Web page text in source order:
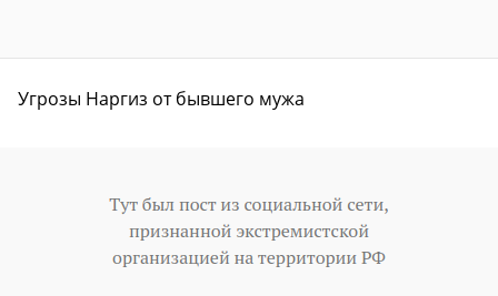
Угрозы Наргиз от бывшего мужа